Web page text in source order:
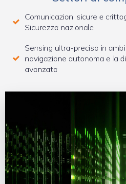
Comunicazioni sicure e
Sicurezza nazionale
Sensing ultra-preciso in
navigazione autonoma e la
avanzata